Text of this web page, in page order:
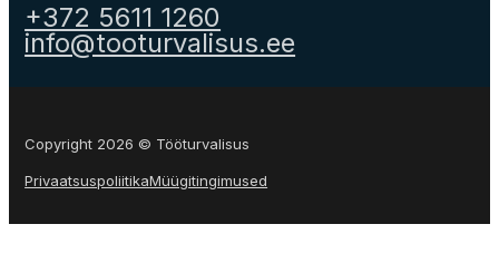
+372 5611 1260
info@tooturvalisus.ee
Copyright 2026 © Tööturvalisus
PrivaatsuspoliitikaMüügitingimused